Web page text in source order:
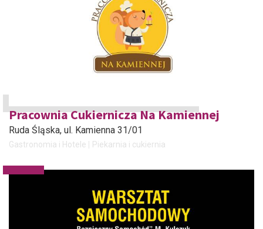
Pracownia Cukiernicza Na Kamiennej
Ruda Śląska, ul. Kamienna 31/01
Gastronomia i Hotele Piekarnia i cukiernia